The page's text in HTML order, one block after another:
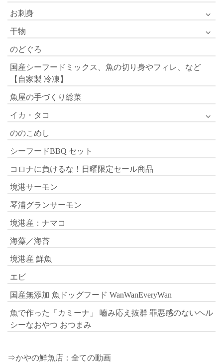
お刺身
干物
のどぐろ
国産シーフードミックス、魚の切り身やフィレ、など
【自家製 冷凍】
魚屋の手づくり総菜
イカ・タコ
ののこめし
シーフードBBQ セット
コロナに負けるな！日曜限定セール商品
境港サーモン
琴浦グランサーモン
境港産：ナマコ
海藻／海苔
境港産 鮮魚
エビ
国産無添加 魚ドッグフード WanWanEveryWan
魚で作った「カミーナ」 嚙み応え抜群 罪悪感のないヘル
シーなおやつ おつまみ
⇒かやの鮮魚店：全ての動画